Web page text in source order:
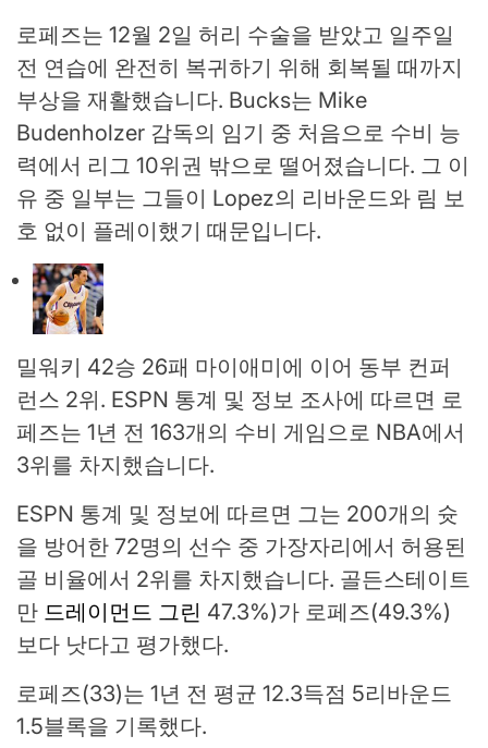
로페즈는 12월 2일 허리 수술을 받았고 일주일
전 연습에 완전히 복귀하기 위해 회복될 때까지
부상을 재활했습니다. Bucks는 Mike
Budenholzer 감독의 임기 중 처음으로 수비 능
력에서 리그 10위권 밖으로 떨어졌습니다. 그 이
유 중 일부는 그들이 Lopez의 리바운드와 림 보
호 없이 플레이했기 때문입니다.
밀워키 42승 26패 마이애미에 이어 동부 컨퍼
런스 2위. ESPN 통계 및 정보 조사에 따르면 로
페즈는 1년 전 163개의 수비 게임으로 NBA에서
3위를 차지했습니다.
ESPN 통계 및 정보에 따르면 그는 200개의 슛
을 방어한 72명의 선수 중 가장자리에서 허용된
골 비율에서 2위를 차지했습니다. 골든스테이트
만 드레이먼드 그린 47.3%)가 로페즈(49.3%)
보다 낫다고 평가했다.
로페즈(33)는 1년 전 평균 12.3득점 5리바운드
1.5블록을 기록했다.